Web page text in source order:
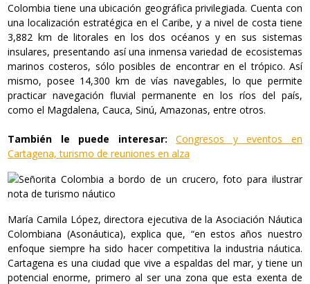
Colombia tiene una ubicación geográfica privilegiada. Cuenta con
una localización estratégica en el Caribe, y a nivel de costa tiene
3,882 km de litorales en los dos océanos y en sus sistemas
insulares, presentando así una inmensa variedad de ecosistemas
marinos costeros, sólo posibles de encontrar en el trópico. Así
mismo, posee 14,300 km de vías navegables, lo que permite
practicar navegación fluvial permanente en los ríos del país,
como el Magdalena, Cauca, Sinú, Amazonas, entre otros.
También le puede interesar:Congresos y eventos en
Cartagena, turismo de reuniones en alza
María Camila López, directora ejecutiva de la Asociación Náutica
Colombiana (Asonáutica), explica que, “en estos años nuestro
enfoque siempre ha sido hacer competitiva la industria náutica.
Cartagena es una ciudad que vive a espaldas del mar, y tiene un
potencial enorme, primero al ser una zona que esta exenta de